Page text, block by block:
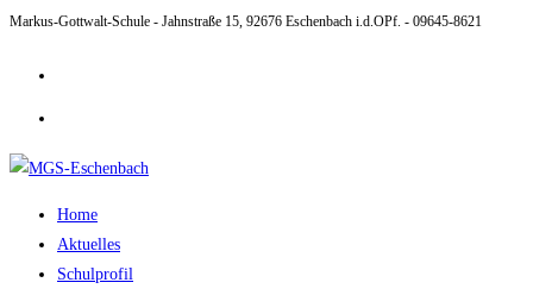
Zum
springen
Markus-Gottwalt-Schule - Jahnstraße 15, 92676 Eschenbach i.d.OPf. - 09645-8621
Home
Aktuelles
Schulprofil